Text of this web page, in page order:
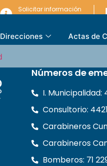
Solicitar información
Direcciones Actas de
Números de
I. Municipalidad:
Consultorio:
Carabineros
Carabineros
Bomberos: 71